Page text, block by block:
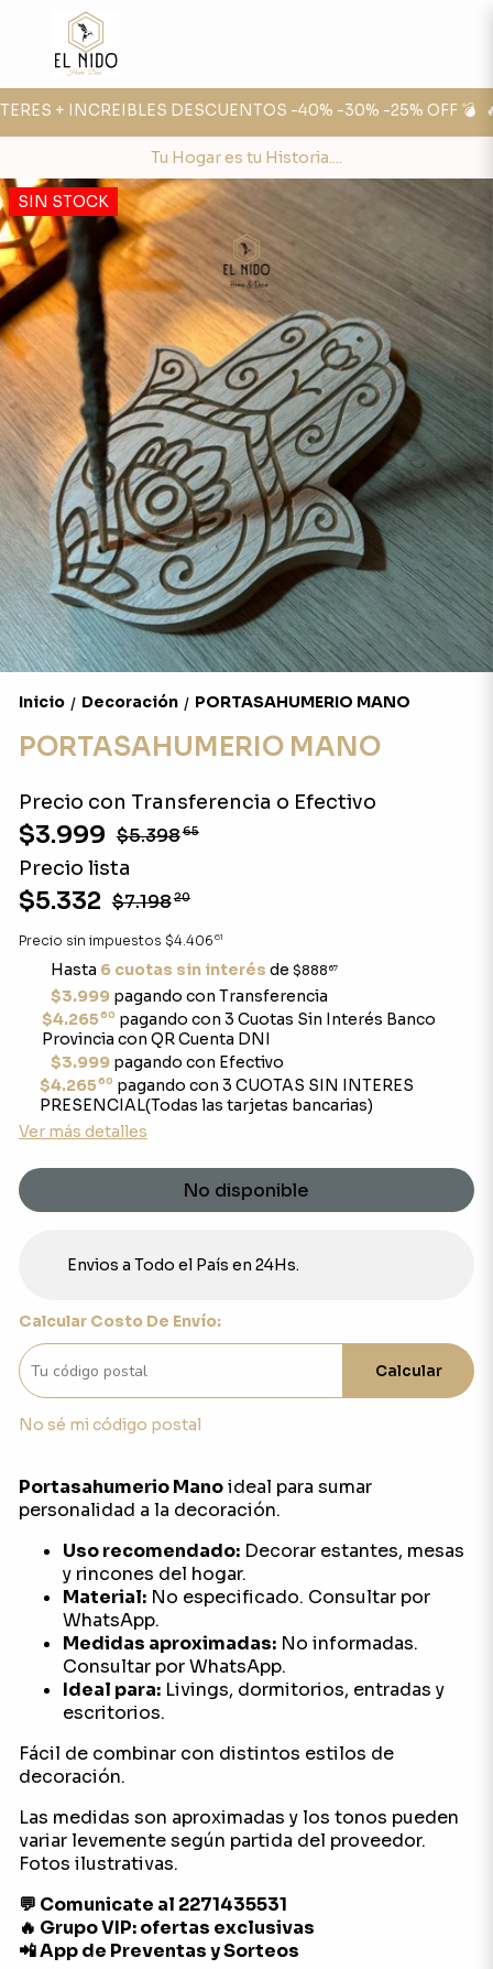
+ INCREIBLES DESCUENTOS -40% -30% -25% OFF 💣 🔥
Tu Hogar es tu Historia....
SIN STOCK
Inicio / Decoración / PORTASAHUMERIO MANO
PORTASAHUMERIO MANO
Precio con Transferencia o Efectivo
$3.999 $5.39865
Precio lista
$5.332 $7.19820
Precio sin impuestos $4.406 61
Hasta 6 cuotas sin interés de $888 67
$3.999pagando con Transferencia
$4.26560 pagando con 3 Cuotas Sin Interés Banco
Provincia con QR Cuenta DNI
$3.999pagando con Efectivo
$4.26560 pagando con 3 CUOTAS SIN INTERES
PRESENCIAL(Todas las tarjetas bancarias)
Ver más detalles
No disponible
Envios a Todo el País en 24Hs.
Calcular Costo De Envío:
Calcular
No sé mi código postal
Portasahumerio Manoideal para sumar
personalidad a la decoración.
Uso recomendado:Decorar estantes, mesas
y rincones del hogar.
Material:No especificado. Consultar por
WhatsApp.
Medidas aproximadas:No informadas.
Consultar por WhatsApp.
Ideal para:Livings, dormitorios, entradas y
escritorios.
Fácil de combinar con distintos estilos de
decoración.
Las medidas son aproximadas y los tonos pueden
variar levemente según partida del proveedor.
Fotos ilustrativas.
💬 Comunicate al 2271435531
🔥 Grupo VIP: ofertas exclusivas
📲 App de Preventas y Sorteos